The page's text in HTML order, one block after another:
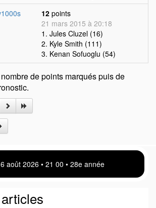
12 points
21 mars 2015 à 20:18
1. Jules Cluzel (16)
2. Kyle Smith (111)
3. Kenan Sofuoglu (54)
de points marqués puis de
août 2026 • 21:00 • 28e année